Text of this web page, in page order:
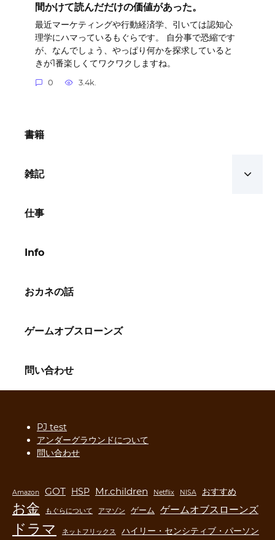
間かけて読んだだけの価値があった。
最近マーケティングや行動経済学、引いては認知心
理学にハマっているもぐらです。 自分事で恐縮です
が、なんでしょう、やっぱり何かを探求していると
きが1番楽しくてワクワクしますね。
0 3.4k.
書籍
雑記
仕事
Info
おカネの話
ゲームオブスローンズ
問い合わせ
PJ test
アンダーグラウンドについて
問い合わせ
Amazon GOT HSP Mr.children Netflix NISA おすすめ
お金 もぐらについて アマゾン ゲーム ゲームオブスローンズ
ドラマ ネットフリックス
ハイリー・センシティブ・パーソン